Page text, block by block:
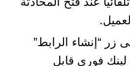
زر “إنشاء الرابط”
لينك فوري قابل